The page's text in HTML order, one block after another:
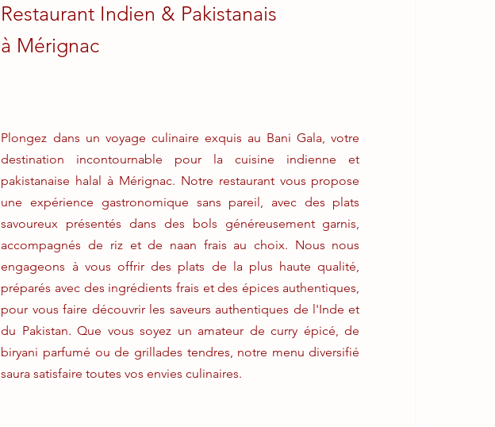
Restaurant Indien & Pakistanais
à Mérignac
Plongez dans un voyage culinaire exquis au Bani Gala, votre
destination incontournable pour la cuisine indienne et
pakistanaise halal à Mérignac. Notre restaurant vous propose
une expérience gastronomique sans pareil, avec des plats
savoureux présentés dans des bols généreusement garnis,
accompagnés de riz et de naan frais au choix. Nous nous
engageons à vous offrir des plats de la plus haute qualité,
préparés avec des ingrédients frais et des épices authentiques,
pour vous faire découvrir les saveurs authentiques de l'Inde et
du Pakistan. Que vous soyez un amateur de curry épicé, de
biryani parfumé ou de grillades tendres, notre menu diversifié
saura satisfaire toutes vos envies culinaires.